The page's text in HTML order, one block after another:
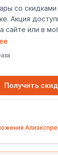
со
Акция
сайте или в
Получить